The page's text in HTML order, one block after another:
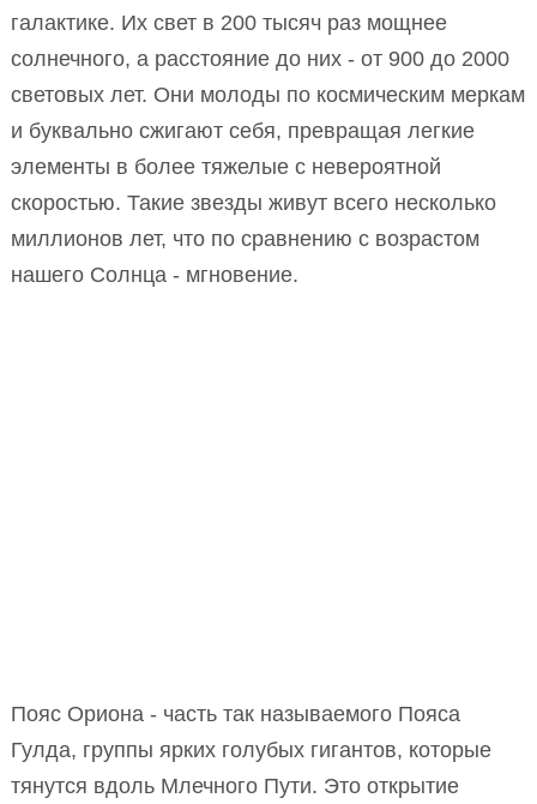
галактике. Их свет в 200 тысяч раз мощнее
солнечного, а расстояние до них - от 900 до 2000
световых лет. Они молоды по космическим меркам
и буквально сжигают себя, превращая легкие
элементы в более тяжелые с невероятной
скоростью. Такие звезды живут всего несколько
миллионов лет, что по сравнению с возрастом
нашего Солнца - мгновение.
Пояс Ориона - часть так называемого Пояса
Гулда, группы ярких голубых гигантов, которые
тянутся вдоль Млечного Пути. Это открытие